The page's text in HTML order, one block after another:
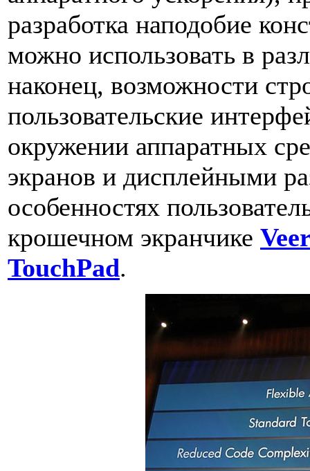
разработка наподобие
можно использовать в
наконец, возможности
пользовательские
окружении аппаратных
экранов и дисплейными
особенностях
крошечном экранчике
TouchPad.